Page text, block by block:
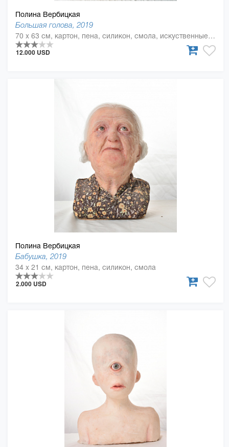
Полина Вербицкая
Большая голова, 2019
70 x 63 см, картон, пена, силикон, смола, искуственные волосы
12.000 USD
Полина Вербицкая
Бабушка, 2019
34 x 21 см, картон, пена, силикон, смола
2.000 USD